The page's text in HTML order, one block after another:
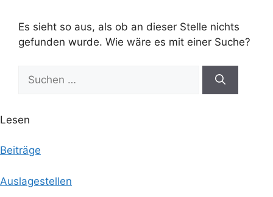
Es sieht so aus, als ob an dieser Stelle nichts
gefunden wurde. Wie wäre es mit einer Suche?
nach:
Lesen
Beiträge
Auslagestellen